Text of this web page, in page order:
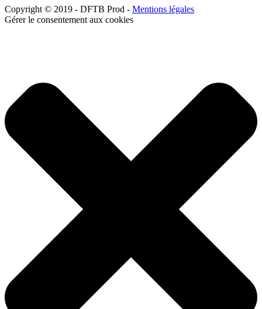
Copyright © 2019 - DFTB Prod - Mentions légales
Gérer le consentement aux cookies